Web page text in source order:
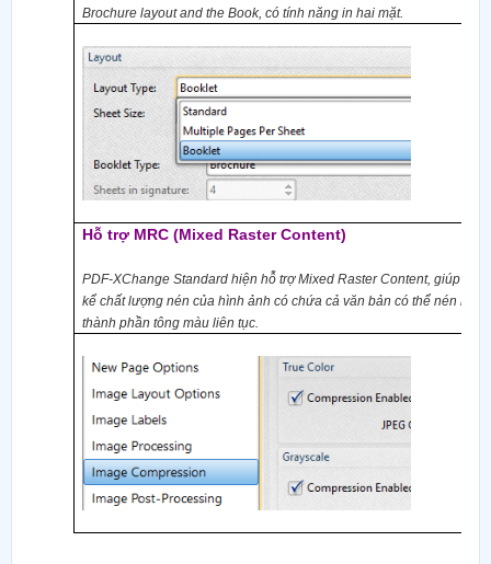
Brochure layout and the Book, có tính năng in hai mặt.
Hỗ trợ MRC (Mixed Raster Content)
PDF-XChange Standard hiện hỗ trợ Mixed Raster Content, giúp cải
kể chất lượng nén của hình ảnh có chứa cả văn bản có thể nén nhị
thành phần tông màu liên tục.